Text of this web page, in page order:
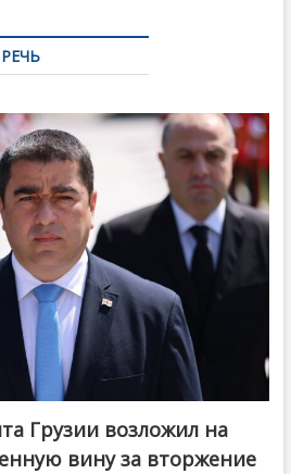
Грузии возложил на
вину за вторжение